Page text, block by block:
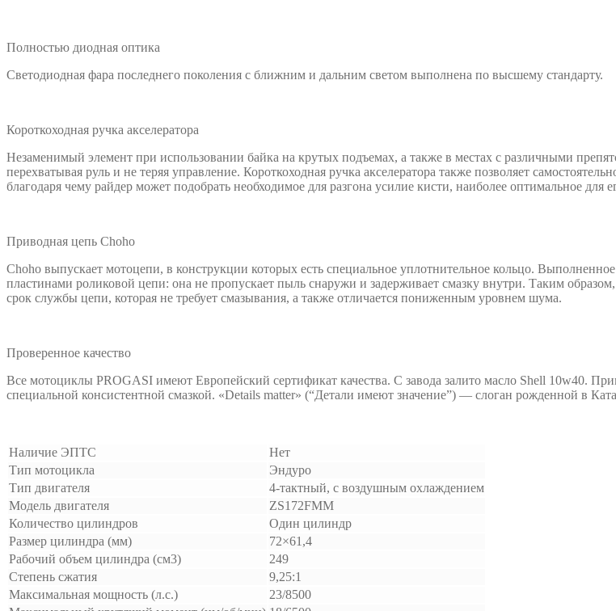
Полностью диодная оптика
Светодиодная фара последнего поколения с ближним и дальним светом выполнена по высшему стандарту.
Короткоходная ручка акселератора
Незаменимый элемент при использовании байка на крутых подъемах, а также в местах с различными
перехватывая руль и не теряя управление. Короткоходная ручка акселератора также позволяет
благодаря чему райдер может подобрать необходимое для разгона усилие кисти, наиболее оптимальное для
Приводная цепь Choho
Choho выпускает мотоцепи, в конструкции которых есть специальное уплотнительное кольцо.
пластинами роликовой цепи: она не пропускает пыль снаружи и задерживает смазку внутри. Таким
срок службы цепи, которая не требует смазывания, а также отличается пониженным уровнем шума.
Проверенное качество
Все мотоциклы PROGASI имеют Европейский сертификат качества. С завода залито масло Shell 10w40.
специальной консистентной смазкой. «Details matter» (“Детали имеют значение”) — слоган рожденной в
Наличие ЭПТС
Нет
Тип мотоцикла
Эндуро
Тип двигателя
4-тактный, с воздушным охлаждением
Модель двигателя
ZS172FMM
Количество цилиндров
Один цилиндр
Размер цилиндра (мм)
72×61,4
Рабочий объем цилиндра (см3)
249
Степень сжатия
9,25:1
Максимальная мощность (л.с.)
23/8500